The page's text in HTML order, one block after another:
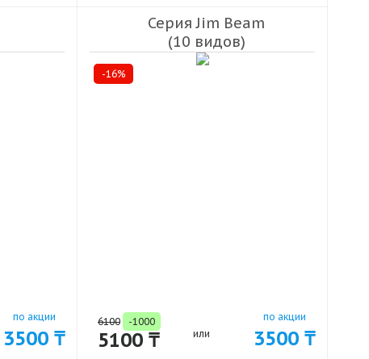
по акции
3500 ₸
Серия Jim Beam
(10 видов)
-16%
6100 -1000
5100 ₸ или
по акции
3500 ₸